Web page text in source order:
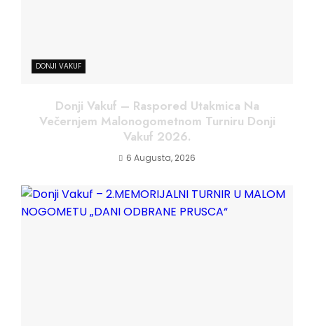
DONJI VAKUF
Donji Vakuf – Raspored Utakmica Na
Večernjem Malonogometnom Turniru Donji
Vakuf 2026.
6 Augusta, 2026